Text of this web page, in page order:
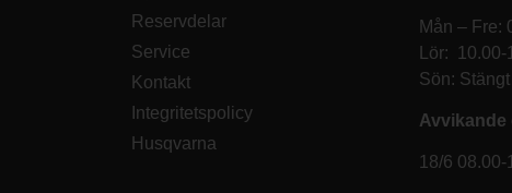
Reservdelar
Service
Kontakt
Integritetspolicy
Husqvarna
Mån – Fre:
Lör:
Sön: Stängt
Avvikande
18/6 08.00-